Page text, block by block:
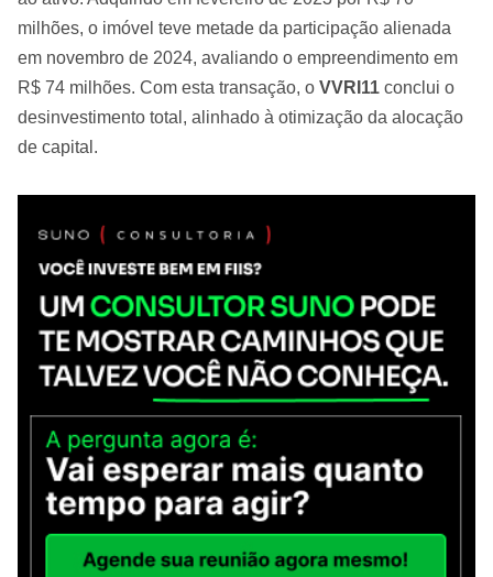
milhões, o imóvel teve metade da participação alienada
em novembro de 2024, avaliando o empreendimento em
R$ 74 milhões. Com esta transação, o VVRI11 conclui o
desinvestimento total, alinhado à otimização da alocação
de capital.